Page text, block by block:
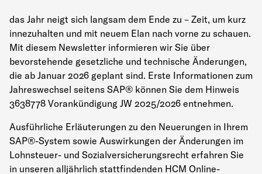
das Jahr neigt sich langsam dem Ende zu – Zeit, um kurz
innezuhalten und mit neuem Elan nach vorne zu schauen.
Mit diesem Newsletter informieren wir Sie über
bevorstehende gesetzliche und technische Änderungen,
die ab Januar 2026 geplant sind. Erste Informationen zum
Jahreswechsel seitens SAP® können Sie dem Hinweis
3638778 Vorankündigung JW 2025/2026 entnehmen.
Ausführliche Erläuterungen zu den Neuerungen in Ihrem
SAP®-System sowie Auswirkungen der Änderungen im
Lohnsteuer- und Sozialversicherungsrecht erfahren Sie
in unseren alljährlich stattfindenden HCM Online-